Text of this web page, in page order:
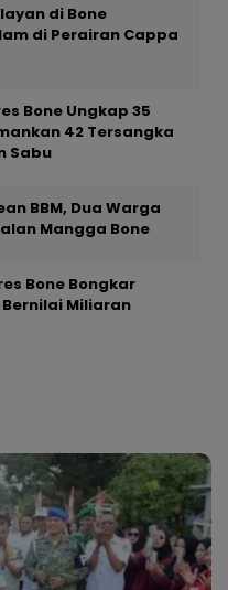
di Bone
di Perairan Cappa
Bone Ungkap 35
42 Tersangka
Sabu
BBM, Dua Warga
Mangga Bone
Bone Bongkar
Bernilai Miliaran